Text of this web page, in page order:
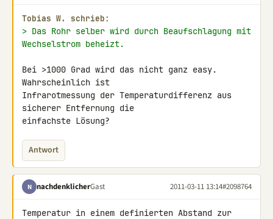
Tobias W. schrieb:
> Das Rohr selber wird durch Beaufschlagung mit
Wechselstrom beheizt.
Bei >1000 Grad wird das nicht ganz easy.
Wahrscheinlich ist
Infrarotmessung der Temperaturdifferenz aus
sicherer Entfernung die
einfachste Lösung?
Antwort
N nachdenklicherGast 2011-03-11 13:14#2098764
Temperatur in einem definierten Abstand zur